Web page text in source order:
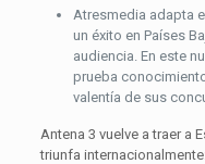
Atresmedia adapta
un éxito en Países
audiencia. En este
prueba
valentía de sus
Antena 3 vuelve a traer a
triunfa